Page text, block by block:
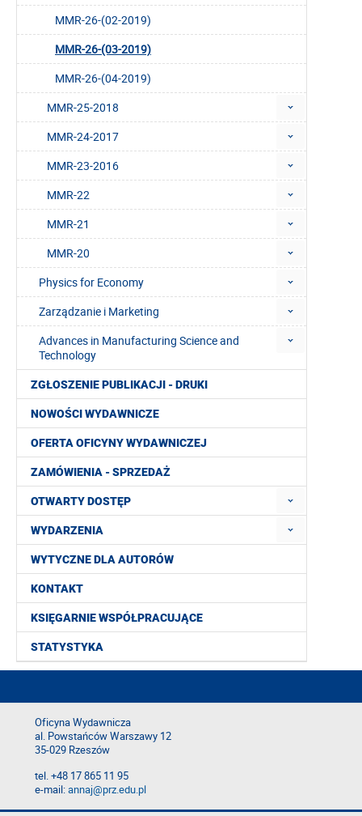
MMR-26-(02-2019)
MMR-26-(03-2019)
MMR-26-(04-2019)
MMR-25-2018
MMR-24-2017
MMR-23-2016
MMR-22
MMR-21
MMR-20
Physics for Economy
Zarządzanie i Marketing
Advances in Manufacturing Science and
Technology
ZGŁOSZENIE PUBLIKACJI - DRUKI
NOWOŚCI WYDAWNICZE
OFERTA OFICYNY WYDAWNICZEJ
ZAMÓWIENIA - SPRZEDAŻ
OTWARTY DOSTĘP
WYDARZENIA
WYTYCZNE DLA AUTORÓW
KONTAKT
KSIĘGARNIE WSPÓŁPRACUJĄCE
STATYSTYKA
Oficyna Wydawnicza
al. Powstańców Warszawy 12
35-029 Rzeszów
tel. +48 17 865 11 95
e-mail:annaj@prz.edu.pl